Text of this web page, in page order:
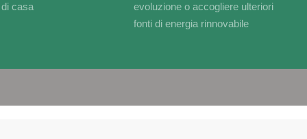
casa
evoluzione o accogliere ulteriori
fonti di energia rinnovabile